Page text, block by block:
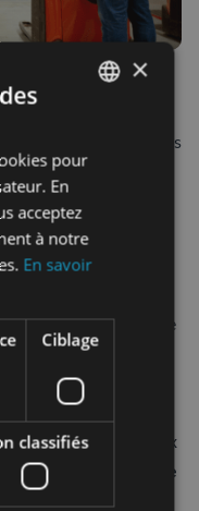
de vérifier
de sécurité, y
Ces contrôles
de sécurité
l’opérateur et les
de sécurité est
des accidents lors de
pas correctement
pertes de contrôle.
il est essentiel de
sonore et des feux
signaler la présence
ainsi les
SPANISH
×
pour
En
acceptez
à notre
En savoir
Ciblage
classifiés